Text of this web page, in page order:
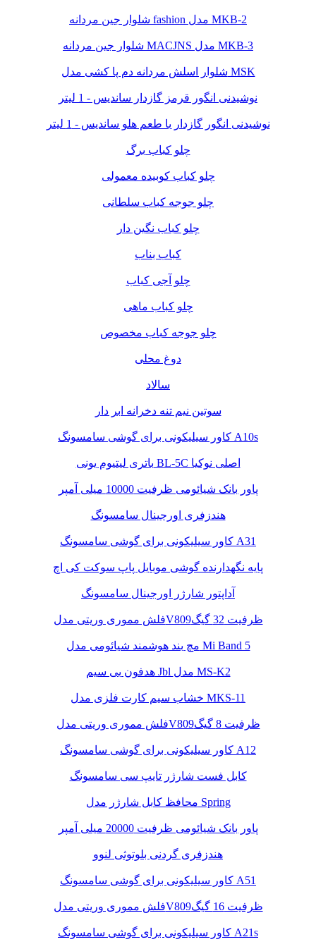
شلوار جین مردانه fashion مدل MKB-2
شلوار جین مردانه MACJNS مدل MKB-3
شلوار اسلش مردانه دم پا کشی مدل MSK
نوشیدنی انگور قرمز گازدار ساندیس - 1 لیتر
نوشیدنی انگور گازدار با طعم هلو ساندیس - 1 لیتر
چلو کباب برگ
چلو کباب کوبیده معمولی
چلو جوجه کباب سلطانی
چلو کباب نگین دار
کباب بناب
چلو آجی کباب
چلو کباب ماهی
چلو جوجه کباب مخصوص
دوغ محلی
سالاد
سوتین نیم تنه دخرانه ابر دار
کاور سیلیکونی برای گوشی سامسونگ A10s
باتری لیتیوم یونی BL-5C اصلی نوکیا
پاور بانک شیائومی ظرفیت 10000 میلی آمپر
هندزفری اورجینال سامسونگ
کاور سیلیکونی برای گوشی سامسونگ A31
پایه نگهدارنده گوشی موبایل پاپ سوکت کی اچ
آداپتور شارژر اورجینال سامسونگ
فلش مموری وریتی مدلV809ظرفیت 32 گیگ
مچ بند هوشمند شیائومی مدل Mi Band 5
هدفون بی سیم Jbl مدل MS-K2
خشاب سیم کارت فلزی مدل MKS-11
فلش مموری وریتی مدلV809ظرفیت 8 گیگ
کاور سیلیکونی برای گوشی سامسونگ A12
کابل فست شارژر تایپ سی سامسونگ
محافظ کابل شارژر مدل Spring
پاور بانک شیائومی ظرفیت 20000 میلی آمپر
هندزفری گردنی بلوتوثی لنوو
کاور سیلیکونی برای گوشی سامسونگ A51
فلش مموری وریتی مدلV809ظرفیت 16 گیگ
کاور سیلیکونی برای گوشی سامسونگ A21s